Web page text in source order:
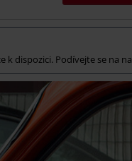
k dispozici. Podívejte se na